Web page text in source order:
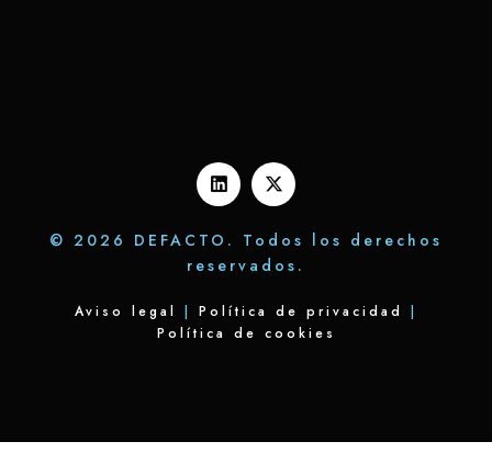
© 2026 DEFACTO. Todos los derechos
reservados.
Aviso legal | Política de privacidad
|
Política de cookies